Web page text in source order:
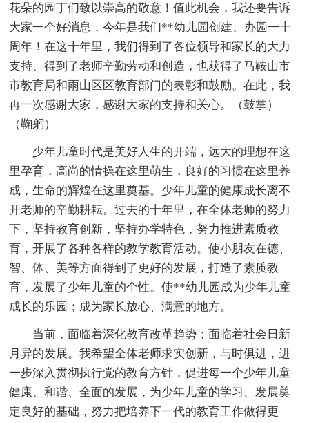
花朵的园丁们致以崇高的敬意！值此机会，我还要告诉
大家一个好消息，今年是我们**幼儿园创建、办园一十
周年！在这十年里，我们得到了各位领导和家长的大力
支持、得到了老师辛勤劳动和创造，也获得了马鞍山市
市教育局和雨山区区教育部门的表彰和鼓励。在此，我
再一次感谢大家，感谢大家的支持和关心。（鼓掌）
（鞠躬）
少年儿童时代是美好人生的开端，远大的理想在这
里孕育，高尚的情操在这里萌生，良好的习惯在这里养
成，生命的辉煌在这里奠基。少年儿童的健康成长离不
开老师的辛勤耕耘。过去的十年里，在全体老师的努力
下，坚持教育创新，坚持办学特色，努力推进素质教
育，开展了各种各样的教学教育活动。使小朋友在德、
智、体、美等方面得到了更好的发展，打造了素质教
育，发展了少年儿童的个性。使**幼儿园成为少年儿童
成长的乐园；成为家长放心、满意的地方。
当前，面临着深化教育改革趋势；面临着社会日新
月异的发展。我希望全体老师求实创新，与时俱进，进
一步深入贯彻执行党的教育方针，促进每一个少年儿童
健康、和谐、全面的发展，为少年儿童的学习、发展奠
定良好的基础，努力把培养下一代的教育工作做得更